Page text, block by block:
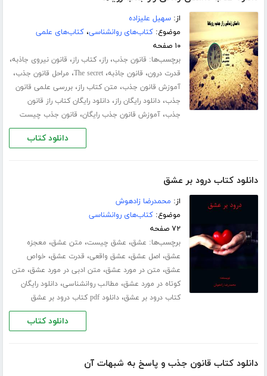
از:سهیل علیزاده
موضوع:کتاب‌های روانشناسی،کتاب‌های علمی
۱۰ صفحه
برچسب‌ها: قانون جذب،راز،کتاب راز، قانون نیروی جاذبه،
قدرت درون، قانون جاذبه،The secret، مراحل قانون جذب،
آموزش قانون جذب، متن کتاب راز،بررسی علمی قانون
جذب،دانلود رایگان راز،دانلود رایگان کتاب راز قانون
جذب،آموزش قانون جذب رایگان، قانون جذب چیست
دانلود کتاب
دانلود کتاب درود بر عشق
از: محمدرضا زادهوش
موضوع:کتاب‌های روانشناسی
۷۲ صفحه
برچسب‌ها: عشق، عشق چیست، متن عشق، معجزه
عشق، اصل عشق، عشق واقعی، قدرت عشق، خواص
عشق، متن در مورد عشق، متن ادبی در مورد عشق، متن
کوتاه در مورد عشق، مطالب روانشناسی،دانلود رایگان
کتاب درود بر عشق،دانلود pdf کتاب درود بر عشق
دانلود کتاب
دانلود کتاب قانون جذب و پاسخ به شبهات آن